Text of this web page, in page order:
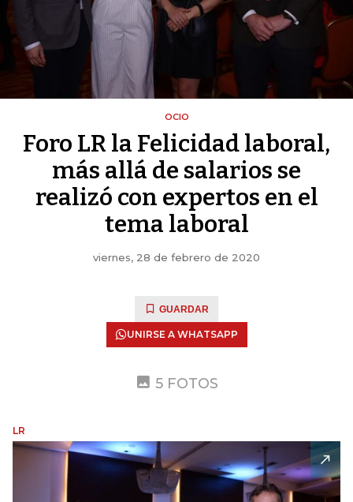
OCIO
Foro LR la Felicidad laboral,
más allá de salarios se
realizó con expertos en el
tema laboral
viernes, 28 de febrero de 2020
GUARDAR
UNIRSE A WHATSAPP
5 FOTOS
LR